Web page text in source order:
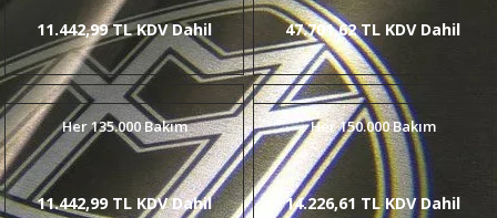
11.442,99 TL KDV Dahil 47.701,62 TL KDV Dahil
Her 135.000 Bakım
11.442,99 TL KDV Dahil
Her 150.000 Bakım
14.226,61 TL KDV Dahil